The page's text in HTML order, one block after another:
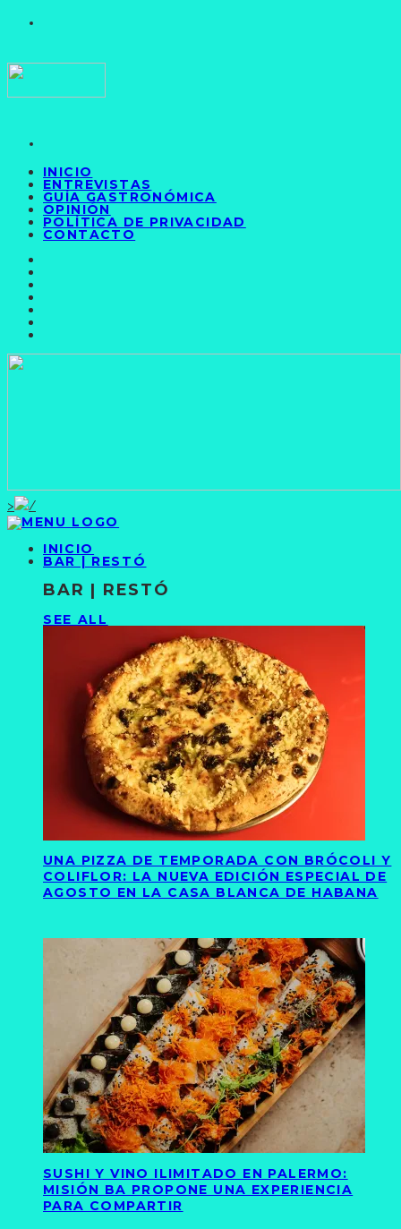
INICIO
ENTREVISTAS
GUÍA GASTRONÓMICA
OPINIÓN
POLÍTICA DE PRIVACIDAD
CONTACTO
>
INICIO
BAR | RESTÓ
BAR | RESTÓ
SEE ALL
UNA PIZZA DE TEMPORADA CON BRÓCOLI Y
COLIFLOR: LA NUEVA EDICIÓN ESPECIAL DE
AGOSTO EN LA CASA BLANCA DE HABANA
SUSHI Y VINO ILIMITADO EN PALERMO:
MISIÓN BA PROPONE UNA EXPERIENCIA
PARA COMPARTIR